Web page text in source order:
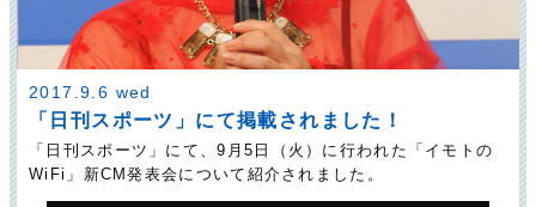
2017.9.6 wed
「日刊スポーツ」にて掲載されました！
「日刊スポーツ」にて、9月5日（火）に行われた「イモトの
WiFi」新CM発表会について紹介されました。